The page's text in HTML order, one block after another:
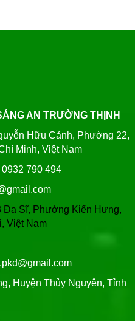
200W
Lượng
NLMT 300W
Tại TP. Tam
TP HCM
Chíp Led
Cree,
Trường
Nhúng Kẽm
Nhúng Kẽm
Chiếu Sáng
AN TRƯỜNG THỊNH
Hữu Cảnh, Phường 22,
Minh, Việt Nam
790 494
Đa Sĩ, Phường Kiến Hưng,
Việt Nam
Huyện Thủy Nguyên, Tỉnh